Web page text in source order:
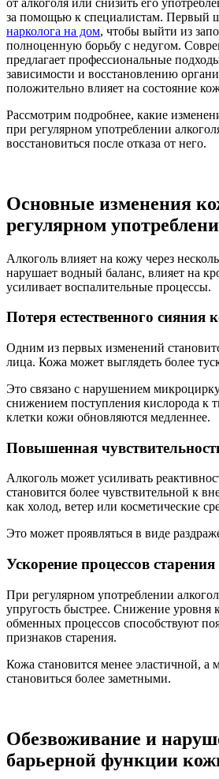
за помощью к специалистам. Первый
нарколога на дом, чтобы выйти из
полноценную борьбу с недугом.
предлагает профессиональные
зависимости и восстановлению
положительно влияет на состояние
Рассмотрим подробнее, какие
при регулярном употреблении
восстановиться после отказа от него.
Основные изменения
регулярном
Алкоголь влияет на кожу через
нарушает водный баланс, влияет на
усиливает воспалительные процессы.
Потеря естественного сияния
Одним из первых изменений
лица. Кожа может выглядеть более
Это связано с нарушением
снижением поступления кислорода к
клетки кожи обновляются медленнее.
Повышенная
Алкоголь может усиливать
становится более чувствительной к
как холод, ветер или косметические
Это может проявляться в виде
Ускорение процессов старения
При регулярном употреблении
упругость быстрее. Снижение уровня
обменных процессов способствуют
признаков старения.
Кожа становится менее эластичной,
становиться более заметными.
Обезвоживание и
барьерной функции